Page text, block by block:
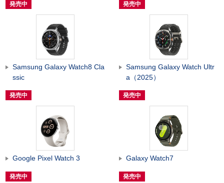
発売中 発売中
Samsung Galaxy Watch8 Cla
ssic
発売中
Samsung Galaxy Watch Ultr
a（2025）
発売中
Google Pixel Watch 3
発売中
Galaxy Watch7
発売中